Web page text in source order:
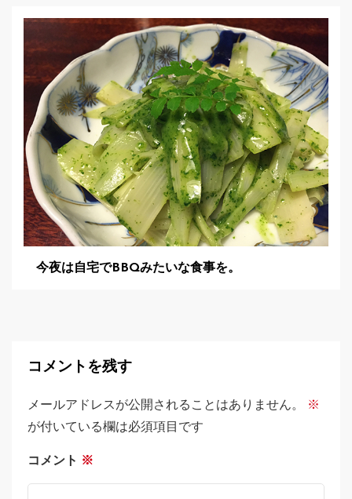
今夜は自宅でBBQみたいな食事を。
コメントを残す
メールアドレスが公開されることはありません。
※
が付いている欄は必須項目です
コメント ※